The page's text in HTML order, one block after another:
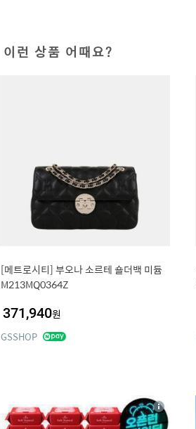
이런 상품 어때요?
[메트로시티] 부오나 소르테 숄더백 미듐
M213MQ0364Z
371,940원
GSSHOP
상
세